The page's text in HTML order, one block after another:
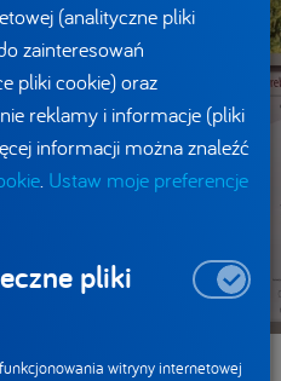
(analityczne pliki
zainteresowań
pliki cookie) oraz
reklamy i informacje (pliki
informacji można znaleźć
. Ustaw moje preferencje
pliki
witryny internetowej